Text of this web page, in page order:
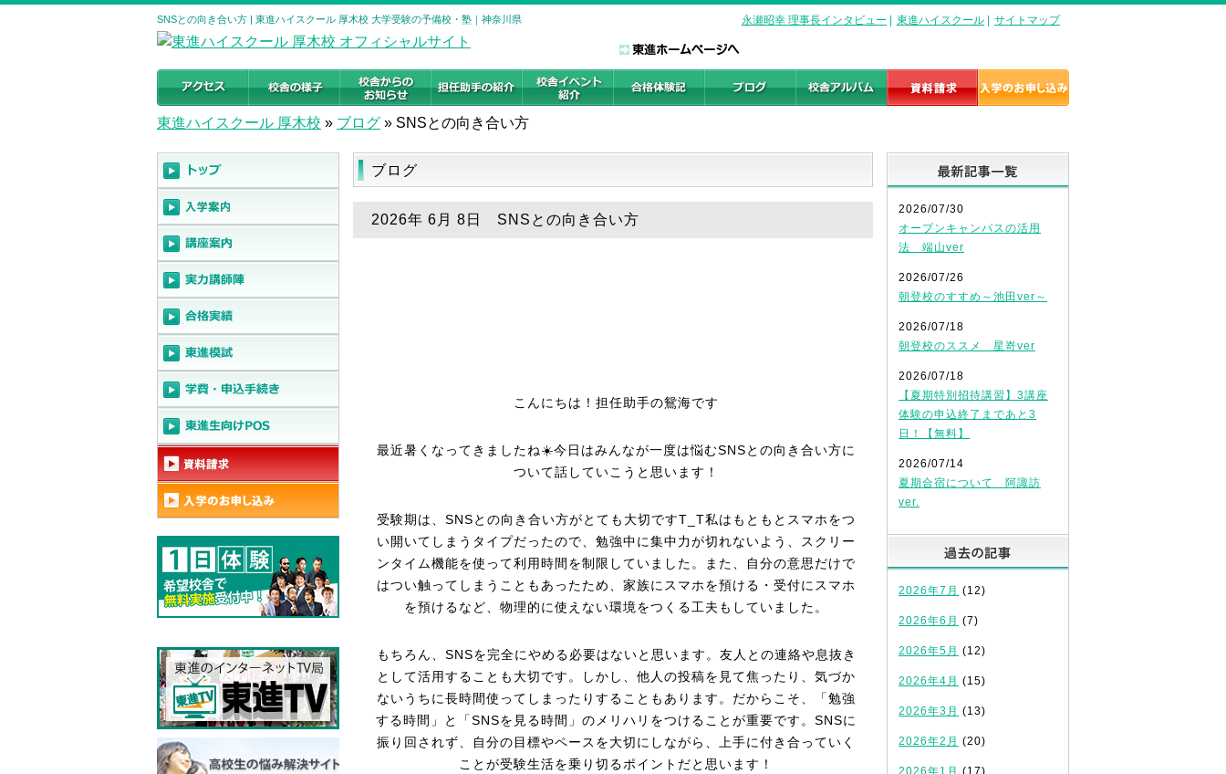
SNSとの向き合い方 | 東進ハイスクール 厚木校 大学受験の予備校・塾｜神奈川県 永瀬昭幸 理事長インタビュー 東進ハイスクール サイトマップ
東進ハイスクール 厚木校 » ブログ » SNSとの向き合い方
ブログ
2026年 6月 8日 SNSとの向き合い方
こんにちは！担任助手の鴛海です
最近暑くなってきましたね☀️今日はみんなが一度は悩むSNSとの向き合い方に
ついて話していこうと思います！
受験期は、SNSとの向き合い方がとても大切ですT_T私はもともとスマホをつ
い開いてしまうタイプだったので、勉強中に集中力が切れないよう、スクリー
ンタイム機能を使って利用時間を制限していました。また、自分の意思だけで
はつい触ってしまうこともあったため、家族にスマホを預ける・受付にスマホ
を預けるなど、物理的に使えない環境をつくる工夫もしていました。
もちろん、SNSを完全にやめる必要はないと思います。友人との連絡や息抜き
として活用することも大切です。しかし、他人の投稿を見て焦ったり、気づか
ないうちに長時間使ってしまったりすることもあります。だからこそ、「勉強
する時間」と「SNSを見る時間」のメリハリをつけることが重要です。SNSに
振り回されず、自分の目標やペースを大切にしながら、上手に付き合っていく
ことが受験生活を乗り切るポイントだと思います！
2026/07/30
オープンキャンパスの活用
法 端山ver
2026/07/26
朝登校のすすめ～池田ver～
2026/07/18
朝登校のススメ 星嵜ver
2026/07/18
【夏期特別招待講習】3講座
体験の申込終了まであと3
日！【無料】
2026/07/14
夏期合宿について 阿諏訪
ver.
2026年7月 (12)
2026年6月 (7)
2026年5月 (12)
2026年4月 (15)
2026年3月 (13)
2026年2月 (20)
2026年1月 (17)